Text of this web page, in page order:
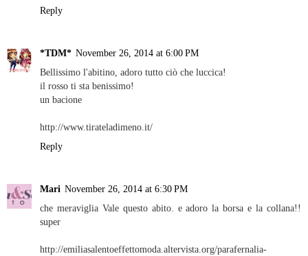
Reply
*TDM* November 26, 2014 at 6:00 PM
Bellissimo l'abitino, adoro tutto ciò che luccica!
il rosso ti sta benissimo!
un bacione
http://www.tirateladimeno.it/
Reply
Mari November 26, 2014 at 6:30 PM
che meraviglia Vale questo abito. e adoro la borsa e la collana!!
super
http://emiliasalentoeffettomoda.altervista.org/parafernalia-